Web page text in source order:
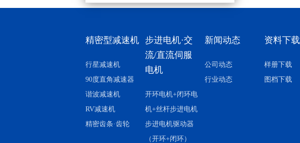
精密型减速机
行星减速机
90度直角减速器
谐波减速机
RV减速机
精密齿条·齿轮
步进电机·交
流/直流伺服
电机
开环电机+闭环电
机+丝杆步进电机
步进电机驱动器
（开环+闭环）
新闻动态
公司动态
行业动态
资料下载
样册下载
图档下载